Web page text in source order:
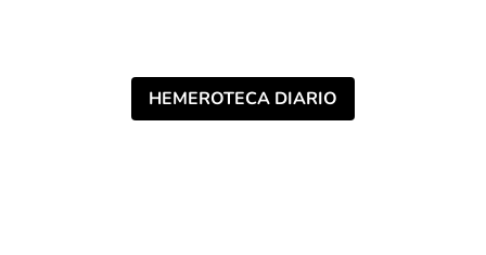
HEMEROTECA DIARIO